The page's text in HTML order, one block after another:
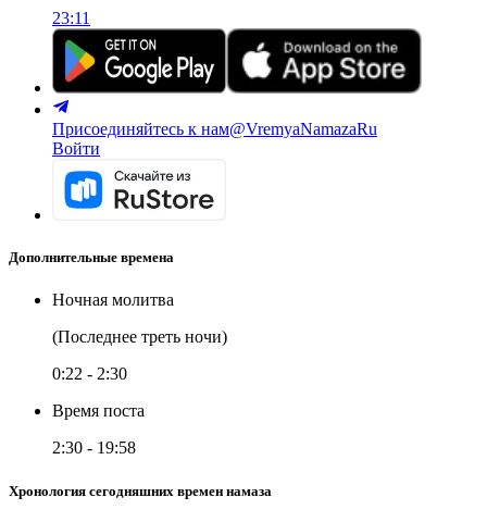
23:11
Присоединяйтесь к нам@VremyaNamazaRu
Войти
Дополнительные времена
Ночная молитва
(Последнее треть ночи)
0:22 - 2:30
Время поста
2:30 - 19:58
Хронология сегодняшних времен намаза